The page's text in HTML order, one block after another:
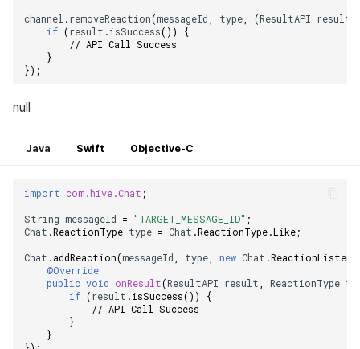
channel .removeReaction(messageId type (ResultAPI result
if (result .isSuccess())
{
// API Call Success
}
});
null
Java Swift Objective-C
import com.hive.Chat ;
String messageId = "TARGET_MESSAGE_ID" ;
Chat .ReactionType type = Chat .ReactionType.Like;
Chat .addReaction(messageId, type, new Chat .
@Override
public void onResult(ResultAPI result, ReactionType
if (result .isSuccess())
{
// API Call Success
}
}